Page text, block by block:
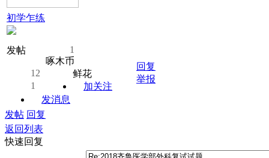
初学乍练
发帖
1
啄木币
12
鲜花
1
加关注
发消息
回复
举报
发帖 回复
返回列表
快速回复